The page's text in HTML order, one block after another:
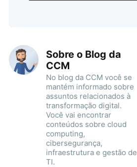
Sobre o Blog da
CCM
No blog da CCM você se
mantém informado sobre
assuntos relacionados à
transformação digital.
Você vai encontrar
conteúdos sobre cloud
computing,
cibersegurança,
infraestrutura e gestão de
TI.